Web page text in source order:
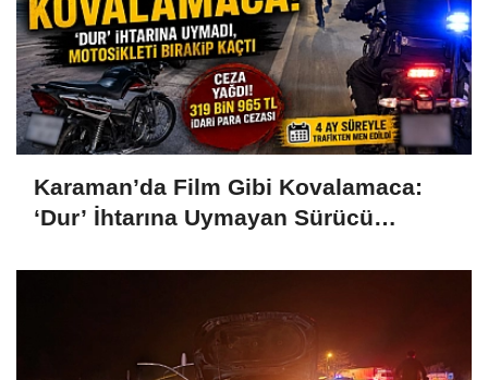
Karaman’da Film Gibi Kovalamaca:
‘Dur’ İhtarına Uymayan Sürücü